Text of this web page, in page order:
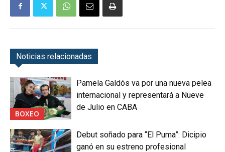
Noticias relacionadas
BOXEO
Pamela Galdós va por una nueva pelea
internacional y representará a Nueve
de Julio en CABA
Debut soñado para “El Puma”: Dicipio
ganó en su estreno profesional